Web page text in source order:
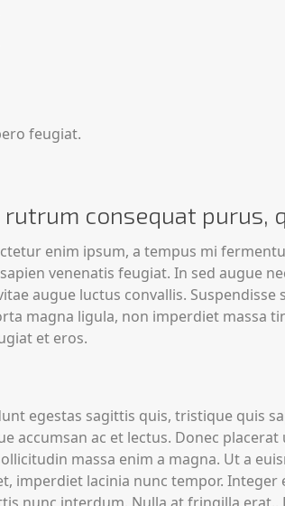
feugiat.
rutrum consequat purus,
enim ipsum, a tempus mi
venenatis feugiat. In sed augue
augue luctus convallis. Suspendisse
magna ligula, non imperdiet massa
et eros.
egestas sagittis quis, tristique quis
accumsan ac et lectus. Donec
massa enim a magna. Ut a
imperdiet lacinia nunc tempor.